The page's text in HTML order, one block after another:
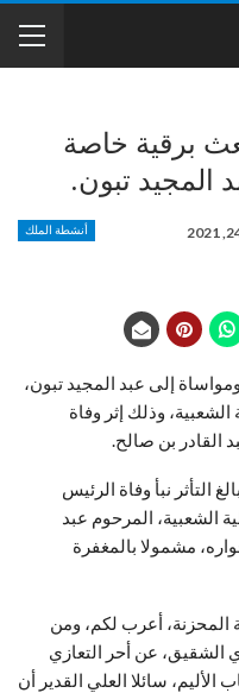
برقية خاصة
المجيد تبون.
أنشطة الملك
إلى عبد المجيد تبون،
وذلك إثر وفاة
القادر بن صالح.
التأثر نبأ وفاة الرئيس
الشعبية، المرحوم عبد
مشمولا بالمغفرة
المحزنة، أعرب لكم، ومن
الشقيق، عن أحر التعازي
سائلا العلي القدير أن